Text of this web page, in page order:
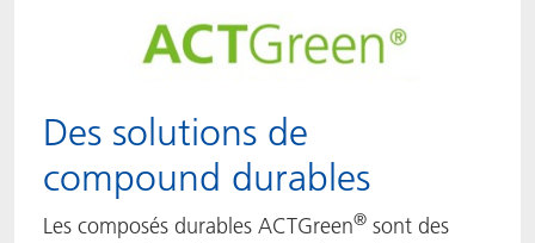
Des solutions de
compound durables
Les composés durables ACTGreen® sont des